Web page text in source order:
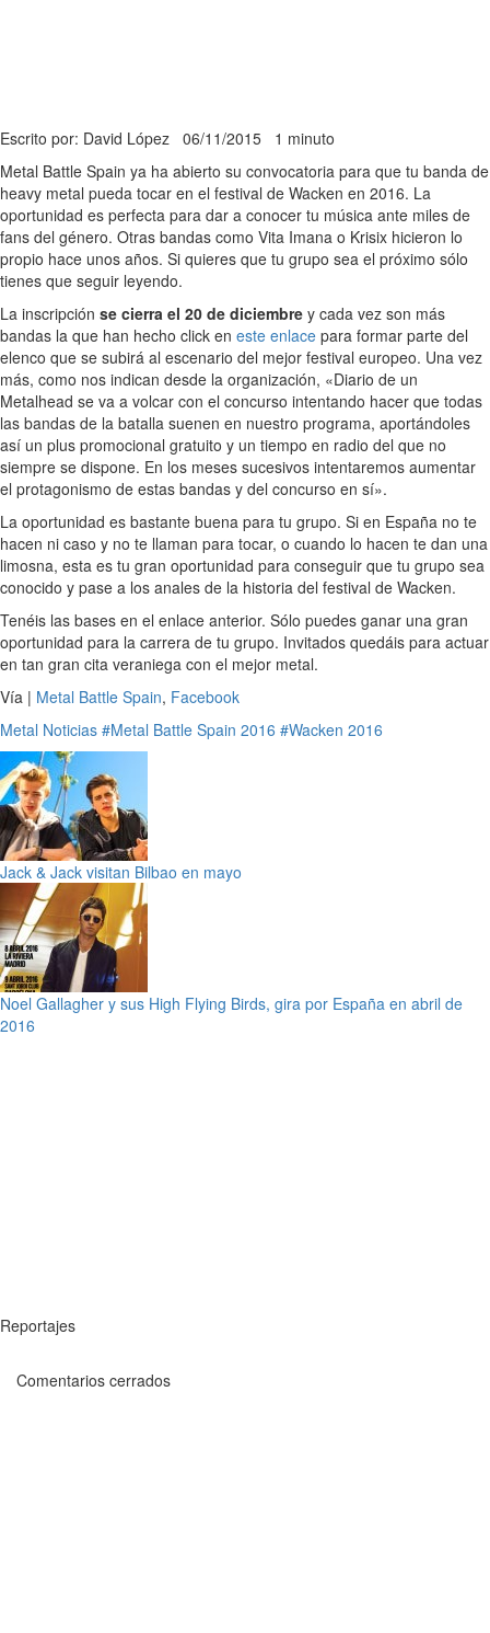
Escrito por: David López 06/11/2015 1 minuto
Metal Battle Spain ya ha abierto su convocatoria para que tu banda de
heavy metal pueda tocar en el festival de Wacken en 2016. La
oportunidad es perfecta para dar a conocer tu música ante miles de
fans del género. Otras bandas como Vita Imana o Krisix hicieron lo
propio hace unos años. Si quieres que tu grupo sea el próximo sólo
tienes que seguir leyendo.
La inscripción se cierra el 20 de diciembre y cada vez son más
bandas la que han hecho click en este enlace para formar parte del
elenco que se subirá al escenario del mejor festival europeo. Una vez
más, como nos indican desde la organización, «Diario de un
Metalhead se va a volcar con el concurso intentando hacer que todas
las bandas de la batalla suenen en nuestro programa, aportándoles
así un plus promocional gratuito y un tiempo en radio del que no
siempre se dispone. En los meses sucesivos intentaremos aumentar
el protagonismo de estas bandas y del concurso en sí».
La oportunidad es bastante buena para tu grupo. Si en España no te
hacen ni caso y no te llaman para tocar, o cuando lo hacen te dan una
limosna, esta es tu gran oportunidad para conseguir que tu grupo sea
conocido y pase a los anales de la historia del festival de Wacken.
Tenéis las bases en el enlace anterior. Sólo puedes ganar una gran
oportunidad para la carrera de tu grupo. Invitados quedáis para actuar
en tan gran cita veraniega con el mejor metal.
Vía | Metal Battle Spain, Facebook
Metal Noticias #Metal Battle Spain 2016 #Wacken 2016
Jack & Jack visitan Bilbao en mayo
Noel Gallagher y sus High Flying Birds, gira por España en abril de
2016
Reportajes
Comentarios cerrados